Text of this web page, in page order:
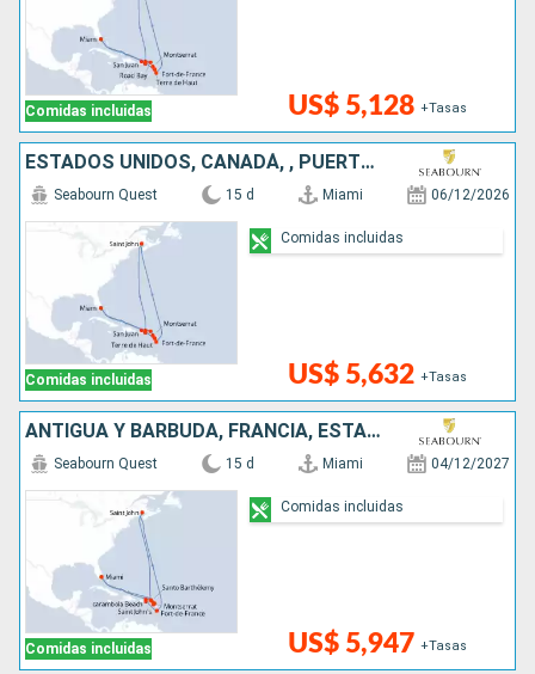
Comidas incluidas US$ 5,128 +Tasas
ESTADOS UNIDOS, CANADÁ, , PUERTO RICO, REINO UNIDO
Comidas incluidas
Seabourn Quest 15 d Miami 06/12/2026
US$ 5,632 +Tasas
Comidas incluidas
ANTIGUA Y BARBUDA, FRANCIA, ESTADOS UNIDOS, CANADÁ, REINO UNIDO,
Comidas incluidas
Seabourn Quest 15 d Miami 04/12/2027
US$ 5,947 +Tasas
Comidas incluidas